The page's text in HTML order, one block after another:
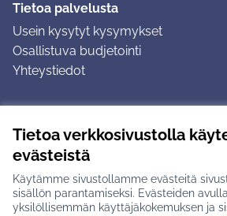
Tietoa verkkosivustolla
evästeistä
Käytämme sivustollamme evästeitä
sisällön parantamiseksi. Evästeiden
yksilöllisemmän käyttäjäkokemuksen ja
Tietoa palvelusta
Usein kysytyt kysymykset
Osallistuva budjetointi
Yhteystiedot
Ohjeet kirjautumiseen
Ohjeet kommentin jättämiseen